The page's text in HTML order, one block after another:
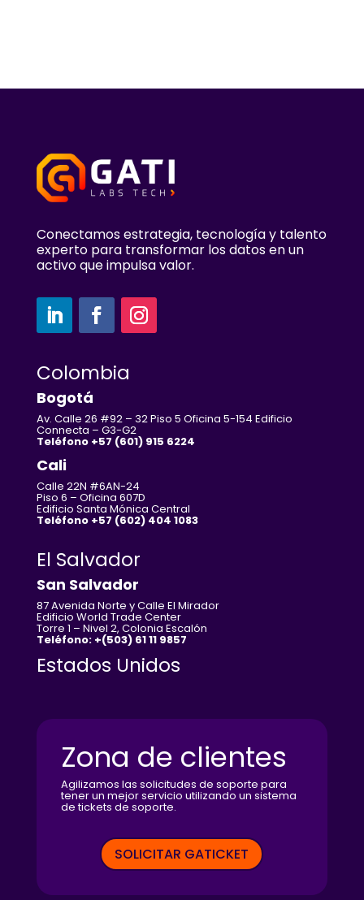
Conectamos estrategia, tecnología y talento
experto para transformar los datos en un
activo que impulsa valor.
Colombia
Bogotá
Av. Calle 26 #92 – 32 Piso 5 Oficina 5-154 Edificio
Connecta – G3-G2
Teléfono +57 (601) 915 6224
Cali
Calle 22N #6AN-24
Piso 6 – Oficina 607D
Edificio Santa Mónica Central
Teléfono +57 (602) 404 1083
El Salvador
San Salvador
87 Avenida Norte y Calle El Mirador
Edificio World Trade Center
Torre 1 – Nivel 2, Colonia Escalón
Teléfono: +(503) 61 11 9857
Estados Unidos
Zona de clientes
Agilizamos las solicitudes de soporte para
tener un mejor servicio utilizando un sistema
de tickets de soporte.
SOLICITAR GATICKET